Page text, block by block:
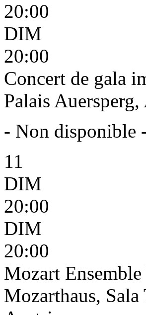
20:00
DIM
20:00
Concert de gala
Palais
- Non disponible
11
DIM
20:00
DIM
20:00
Mozart
Mozarthaus, Sala